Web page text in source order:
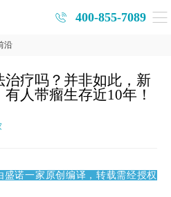
400-855-7089
沿
治疗吗？并非如此，新
人带瘤生存近10年！
盛诺一家原创编译，转载需经授权